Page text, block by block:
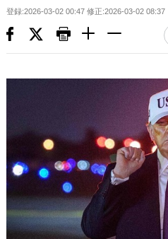
の
リ
라
사
이
트
링
크
登録:2026-03-02 00:47 修正:2026-03-02 08:37